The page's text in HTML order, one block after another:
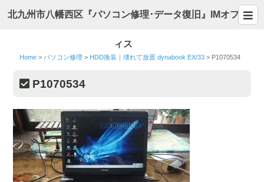
北九州市八幡西区『パソコン修理･データ復旧』IMオフ
ィス
Home > パソコン修理 > HDD換装｜壊れて放置 dynabook EX/33 > P1070534
P1070534